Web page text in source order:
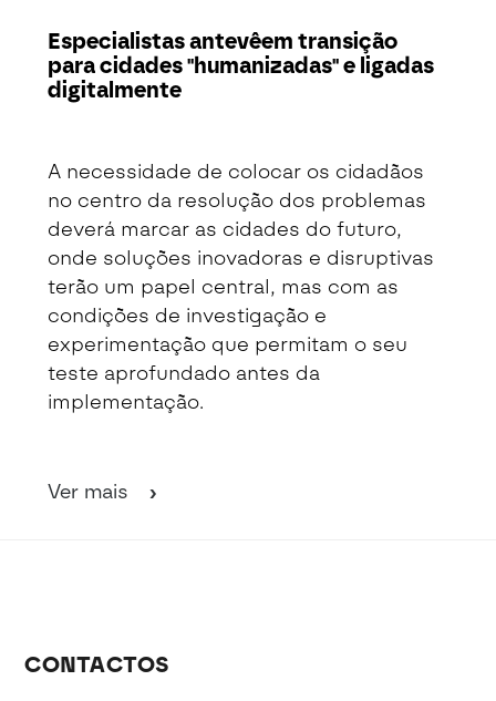
Especialistas antevêem transição
para cidades "humanizadas" e ligadas
digitalmente
A necessidade de colocar os cidadãos
no centro da resolução dos problemas
deverá marcar as cidades do futuro,
onde soluções inovadoras e disruptivas
terão um papel central, mas com as
condições de investigação e
experimentação que permitam o seu
teste aprofundado antes da
implementação.
Ver mais
CONTACTOS